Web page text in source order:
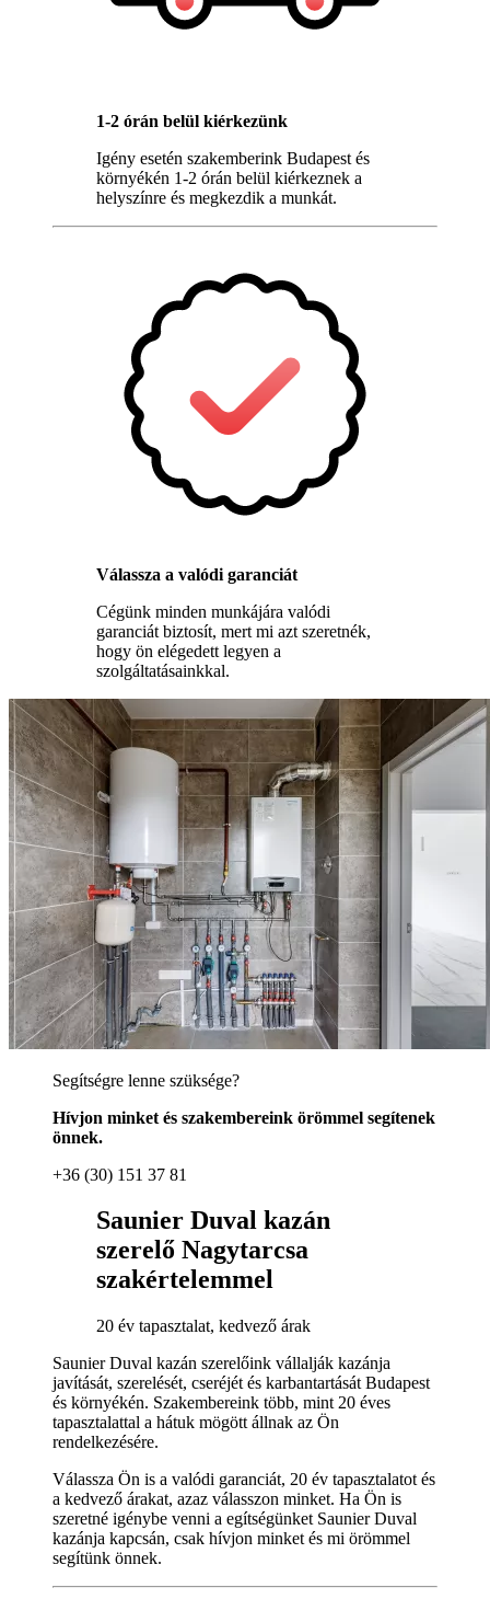
1-2 órán belül kiérkezünk
Igény esetén szakemberink Budapest és
környékén 1-2 órán belül kiérkeznek a
helyszínre és megkezdik a munkát.
Válassza a valódi garanciát
Cégünk minden munkájára valódi
garanciát biztosít, mert mi azt szeretnék,
hogy ön elégedett legyen a
szolgáltatásainkkal.
Segítségre lenne szüksége?
Hívjon minket és szakembereink örömmel segítenek
önnek.
+36 (30) 151 37 81
Saunier Duval kazán
szerelő Nagytarcsa
szakértelemmel
20 év tapasztalat, kedvező árak
Saunier Duval kazán szerelőink vállalják kazánja
javítását, szerelését, cseréjét és karbantartását Budapest
és környékén. Szakembereink több, mint 20 éves
tapasztalattal a hátuk mögött állnak az Ön
rendelkezésére.
Válassza Ön is a valódi garanciát, 20 év tapasztalatot és
a kedvező árakat, azaz válasszon minket. Ha Ön is
szeretné igénybe venni a egítségünket Saunier Duval
kazánja kapcsán, csak hívjon minket és mi örömmel
segítünk önnek.